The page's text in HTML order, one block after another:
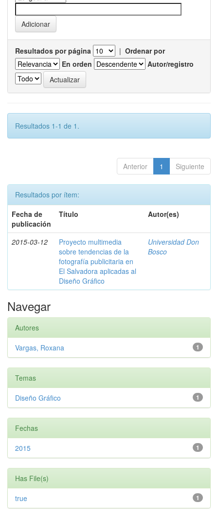
Resultados por página | Ordenar por
En orden
Autor/registro
Resultados 1-1 de 1.
Anterior 1 Siguiente
Resultados por ítem:
Fecha de
publicación
Título Autor(es)
2015-03-12
Proyecto multimedia
sobre tendencias de la
fotografía publicitaria en
El Salvadora aplicadas al
Diseño Gráfico
Universidad Don
Bosco
Navegar
Autores
1
Vargas, Roxana
Temas
1
Diseño Gráfico
Fechas
1
2015
Has File(s)
1
true